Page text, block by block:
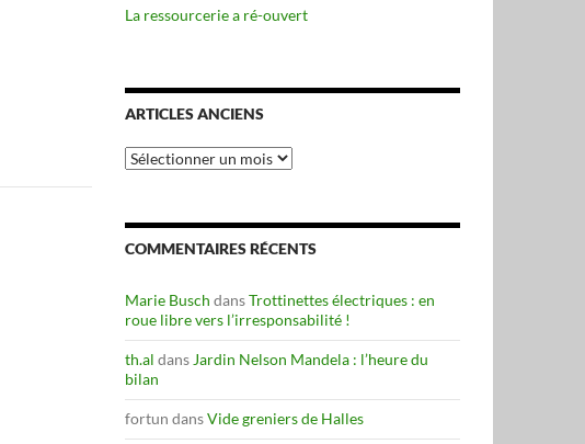
La ressourcerie a ré-ouvert
ARTICLES ANCIENS
Articles
anciens
COMMENTAIRES RÉCENTS
Marie Busch dansTrottinettes électriques : en
roue libre vers l’irresponsabilité !
th.al dans Jardin Nelson Mandela : l’heure du
bilan
fortun dansVide greniers de Halles